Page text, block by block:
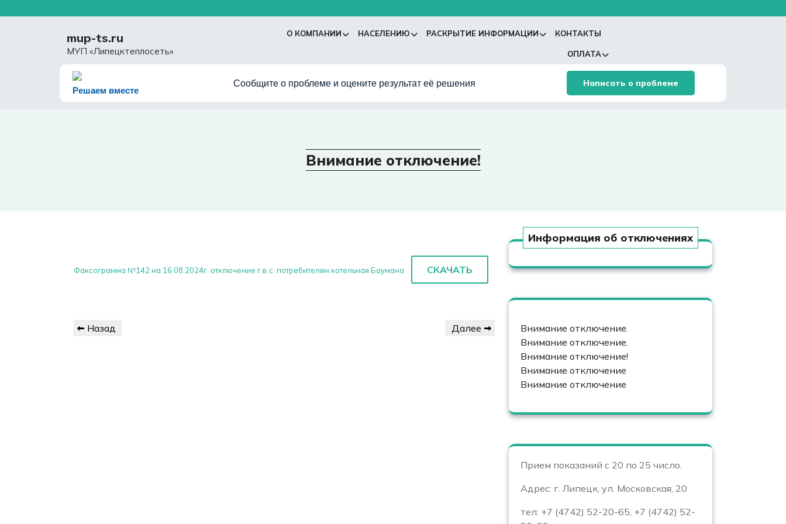
mup-ts.ru
МУП «Липецктеплосеть»
О КОМПАНИИ НАСЕЛЕНИЮ РАСКРЫТИЕ ИНФОРМАЦИИ КОНТАКТЫ
ОПЛАТА
Решаем вместе
Сообщите о проблеме и оцените результат её решения Написать о проблеме
Внимание отключение!
Факсограмма №142 на 16.08.2024г. отключение г.в.с. потребителям котельная Баумана СКАЧАТЬ
Навигация
по
Предыдущая
Назад
Следующая
Далее
Информация об отключениях
Внимание отключение.
Внимание отключение.
Внимание отключение!
Внимание отключение
Внимание отключение
Прием показаний с 20 по 25 число.
Адрес: г. Липецк, ул. Московская, 20
тел: +7 (4742) 52-20-65, +7 (4742) 52-